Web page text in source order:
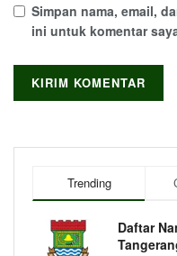
Simpan nama, email,
ini untuk komentar
Trending
Daftar